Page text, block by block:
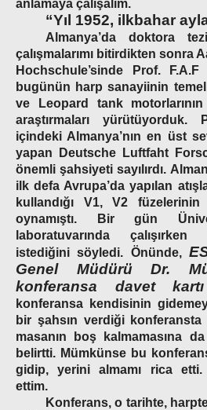
anlamaya çalışalım.
“Yıl 1952, ilkbahar
Almanya’da doktora
çalışmalarımı bitirdikten sonra
Hochschule’sinde Prof.
bugünün harp sanayiinin
ve Leopard tank
araştırmaları
içindeki Almanya’nın en üst
yapan Deutsche Luftfaht
önemli şahsiyeti sayılırdı.
ilk defa Avrupa’da yapılan
kullandığı V1, V2
oynamıştı. Bir gün
laboratuvarında
istediğini söyledi. Önünde,
Genel Müdürü Dr.
konferansa davet kartı
konferansa kendisinin
bir şahsın verdiği konferansta
masanın boş kalmamasına
belirtti. Mümkünse bu
gidip, yerini almamı rica etti.
ettim.
Konferans, o tarihte,